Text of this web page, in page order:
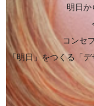
明日か
コンセ
「明日」をつくる「